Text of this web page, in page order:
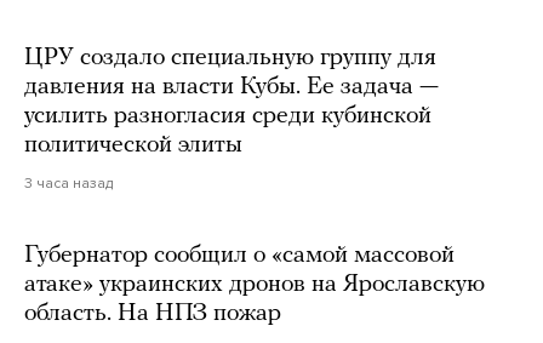
ЦРУ создало специальную группу для
давления на власти Кубы. Ее задача —
усилить разногласия среди кубинской
политической элиты
3 часа назад
Губернатор сообщил о «самой массовой
атаке» украинских дронов на Ярославскую
область. На НПЗ пожар